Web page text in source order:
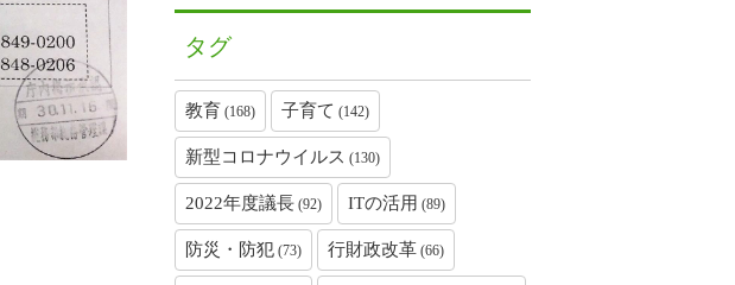
タグ
教育 (168) 子育て (142)
新型コロナウイルス (130)
2022年度議長 (92) ITの活用 (89)
防災・防犯 (73) 行財政改革 (66)